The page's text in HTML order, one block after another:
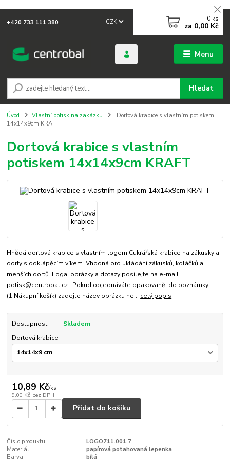
Menu
CZK
Hledat
+420 733 111 380 0 ks
za 0,00 Kč
Úvod Vlastní potisk na zakázku
Dortová krabice s vlastním potiskem
14x14x9cm KRAFT
Dortová krabice s vlastním
potiskem 14x14x9cm KRAFT
Hnědá dortová krabice s vlastním logem Cukrářská krabice na zákusky a
dorty s odklápěcím víkem. Vhodná pro ukládání zákusků, koláčků a
menších dortů. Loga, obrázky a dotazy posílejte na e-mail
potisk@centrobal.cz Pokud objednáváte opakovaně, do poznámky
(1.Nákupní košík) zadejte název obrázku ne... celý popis
Dostupnost
Skladem
Dortová krabice
10,89 Kč/ks
9,00 Kč bez DPH
Přidat do košíku
Číslo produktu:
LOGO711.001.7
Materiál:
papírová potahovaná lepenka
Barva:
bílá